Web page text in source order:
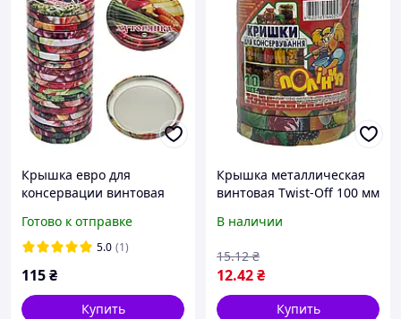
Крышка евро для
консервации винтовая
Хуторянка (20шт/пак)
Готово к отправке
5.0 (1)
115₴
Купить
Крышка металлическая
винтовая Twist-Off 100 мм
стеклянных банок
В наличии
12.42₴
15.12 ₴
Купить